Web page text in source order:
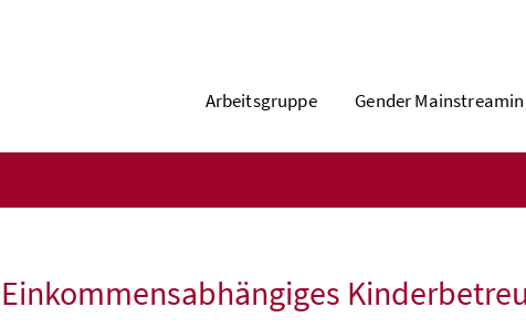
Arbeitsgruppe Gender
Einkommensabhängiges